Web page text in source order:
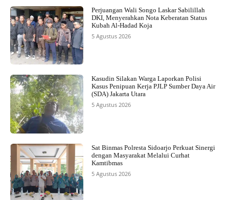
Perjuangan Wali Songo Laskar Sabilillah
DKI, Menyerahkan Nota Keberatan Status
Kubah Al-Hadad Koja
5 Agustus 2026
Kasudin Silakan Warga Laporkan Polisi
Kasus Penipuan Kerja PJLP Sumber Daya Air
(SDA) Jakarta Utara
5 Agustus 2026
Sat Binmas Polresta Sidoarjo Perkuat Sinergi
dengan Masyarakat Melalui Curhat
Kamtibmas
5 Agustus 2026